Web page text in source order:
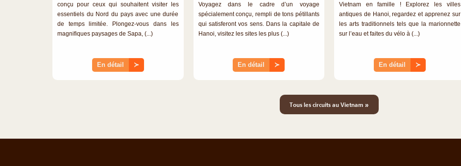
conçu pour ceux qui souhaitent visiter les
essentiels du Nord du pays avec une durée
de temps limitée. Plongez-vous dans les
magnifiques paysages de Sapa, (...)
En détail ≻
Voyagez dans le cadre d’un voyage
spécialement conçu, rempli de tons pétillants
qui satisferont vos sens. Dans la capitale de
Hanoi, visitez les sites les plus (...)
En détail ≻
Vietnam en famille ! Explorez les villes
antiques de Hanoi, regardez et apprenez sur
les arts traditionnels tels que la marionnette
sur l’eau et faites du vélo à (...)
En détail ≻
Tous les circuits au Vietnam »